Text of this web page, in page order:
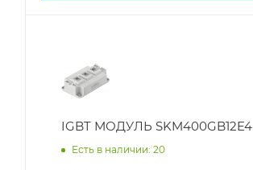
IGBT МОДУЛЬ SKM400GB12E4
Есть в наличии: 20